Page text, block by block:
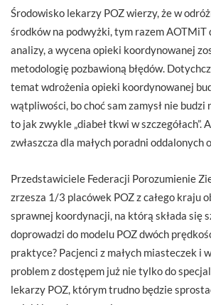
Środowisko lekarzy POZ wierzy, że w
środków na podwyżki, tym razem AOTMiT
analizy, a wycena opieki koordynowanej
metodologię pozbawioną błędów.
temat wdrożenia opieki koordynowanej
wątpliwości, bo choć sam zamysł nie budzi
to jak zwykle „diabeł tkwi w szczegółach”.
zwłaszcza dla małych poradni oddalonych
Przedstawiciele Federacji Porozumienie
zrzesza 1/3 placówek POZ z całego kraju
sprawnej koordynacji, na którą składa się
doprowadzi do modelu POZ dwóch
praktyce? Pacjenci z małych miasteczek i
problem z dostępem już nie tylko do
lekarzy POZ, którym trudno będzie